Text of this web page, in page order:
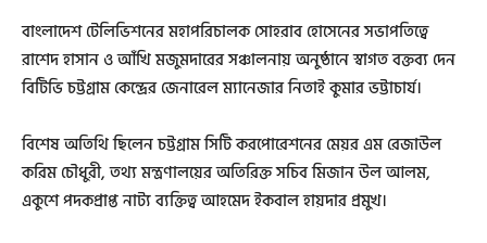
বাংলাদেশ টেলিভিশনের মহাপরিচালক সোহরাব হোসেনের সভাপতিত্বে
রাশেদ হাসান ও আঁখি মজুমদারের সঞ্চালনায় অনুষ্ঠানে স্বাগত বক্তব্য দেন
বিটিভি চট্টগ্রাম কেন্দ্রের জেনারেল ম্যানেজার নিতাই কুমার ভট্টাচার্য।
বিশেষ অতিথি ছিলেন চট্টগ্রাম সিটি করপোরেশনের মেয়র এম রেজাউল
করিম চৌধুরী, তথ্য মন্ত্রণালয়ের অতিরিক্ত সচিব মিজান উল আলম,
একুশে পদকপ্রাপ্ত নাট্য ব্যক্তিত্ব আহমেদ ইকবাল হায়দার প্রমুখ।